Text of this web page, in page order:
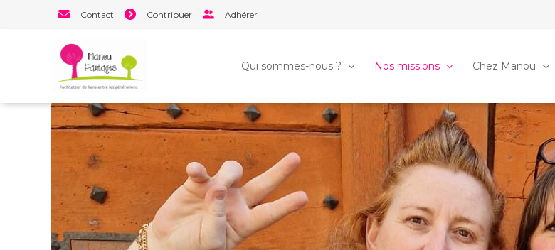
Contact Contribuer Adhérer
Qui sommes-nous ? Nos missions Chez Manou